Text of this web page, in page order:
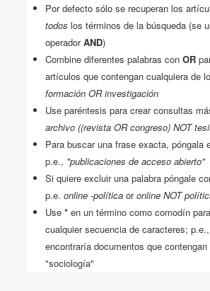
Por defecto sólo se recuperan los
todos los términos de la búsqueda (se
operadorAND)
Combine diferentes palabras con OR
artículos que contengan cualquiera de
formación OR investigación
Use paréntesis para crear consultas
archivo ((revista OR congreso) NOT
Para buscar una frase exacta, póngala
p.e., "publicaciones de acceso abierto"
Si quiere excluir una palabra póngale
p.e. online -políticaoronline NOT
Use *en un término como comodín
cualquier secuencia de caracteres; p.e.,
encontraría documentos que
"sociología"